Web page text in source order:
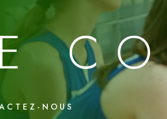
NOUS